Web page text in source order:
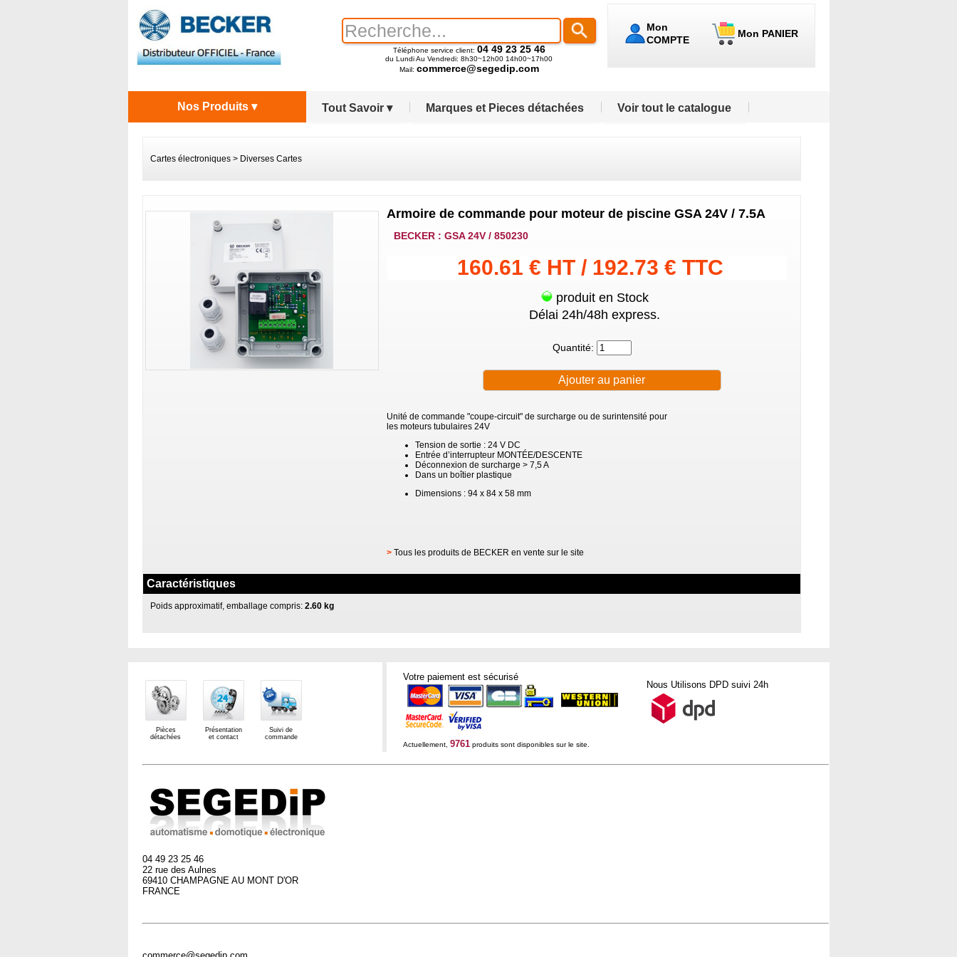
Mon
COMPTE
Mon PANIER
Téléphone service client: 04 49 23 25 46
du Lundi Au Vendredi: 8h30~12h00 14h00~17h00
Mail: commerce@segedip.com
Tout Savoir ▾ Marques et Pieces détachées Voir tout le catalogue
Nos Produits ▾
Cartes électroniques> Diverses Cartes
Armoire de commande pour moteur de piscine GSA 24V / 7.5A
BECKER : GSA 24V / 850230
160.61 € HT / 192.73 € TTC
produit en Stock
Délai 24h/48h express.
Quantité:
Unité de commande "coupe-circuit" de surcharge ou de surintensité pour
les moteurs tubulaires 24V
Tension de sortie : 24 V DC
Entrée d’interrupteur MONTÉE/DESCENTE
Déconnexion de surcharge > 7,5 A
Dans un boîtier plastique
Dimensions : 94 x 84 x 58 mm
> Tous les produits de BECKER en vente sur le site
Caractéristiques
Poids approximatif, emballage compris:2.60 kg
Pièces
détachées
Présentation
et contact
Suivi de
commande
Votre paiement est sécurisé
Nous Utilisons DPD suivi 24h
Actuellement, 9761produits sont disponibles sur le site.
04 49 23 25 46
22 rue des Aulnes
69410 CHAMPAGNE AU MONT D'OR
FRANCE